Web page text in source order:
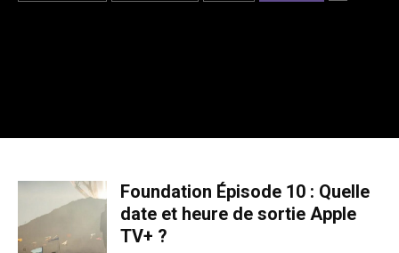
Foundation Épisode 10 : Quelle
date et heure de sortie Apple
TV+ ?